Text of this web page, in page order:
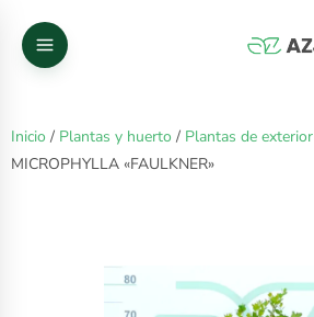
Inicio / Plantas y huerto / Plantas de exterior
MICROPHYLLA «FAULKNER»